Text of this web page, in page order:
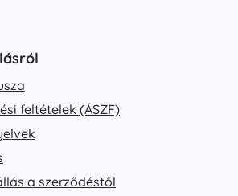
feltételek (ÁSZF)
a szerződéstől